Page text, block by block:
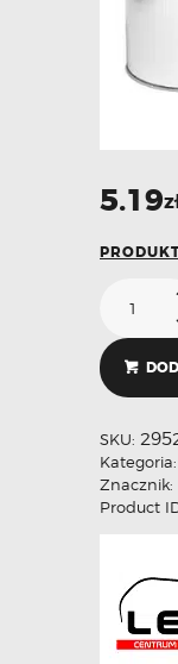
5.19
SKU:
Kategoria:
Znacznik:
Product